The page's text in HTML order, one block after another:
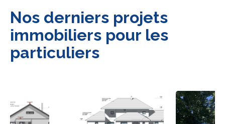
Nos derniers projets
immobiliers pour les
particuliers